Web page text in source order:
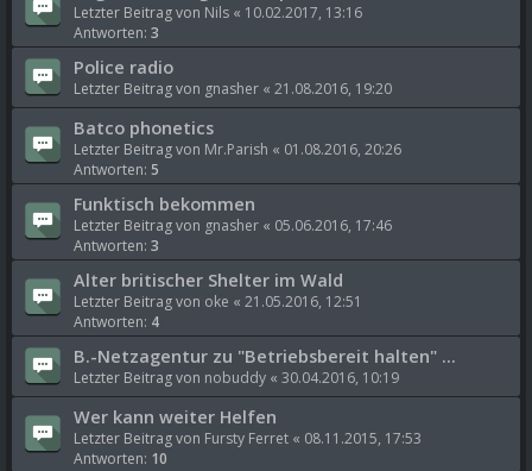
Letzter Beitrag von Nils « 10.02.2017, 13:16
Antworten: 3
Police radio
Letzter Beitrag von gnasher « 21.08.2016, 19:20
Batco phonetics
Letzter Beitrag von Mr.Parish « 01.08.2016, 20:26
Antworten: 5
Funktisch bekommen
Letzter Beitrag von gnasher « 05.06.2016, 17:46
Antworten: 3
Alter britischer Shelter im Wald
Letzter Beitrag von oke « 21.05.2016, 12:51
Antworten: 4
B.-Netzagentur zu "Betriebsbereit halten" ...
Letzter Beitrag von nobuddy « 30.04.2016, 10:19
Wer kann weiter Helfen
Letzter Beitrag von Fursty Ferret « 08.11.2015, 17:53
Antworten: 10